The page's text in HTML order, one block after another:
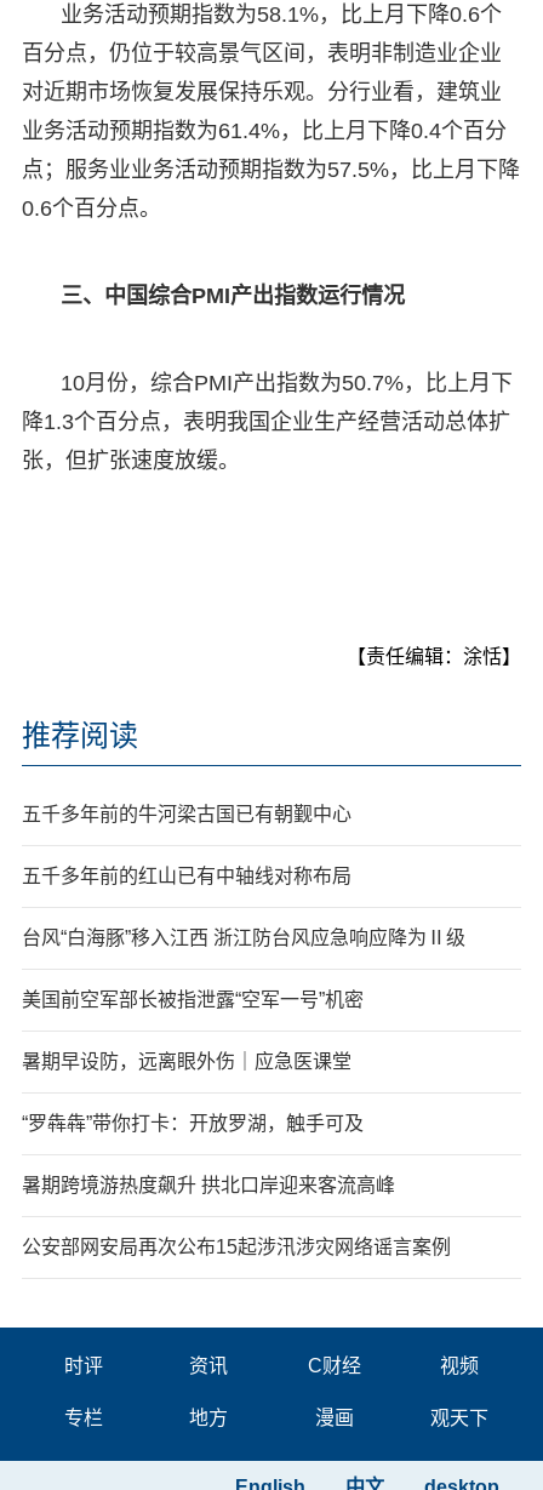
业务活动预期指数为58.1%，比上月下降0.6个
百分点，仍位于较高景气区间，表明非制造业企业
对近期市场恢复发展保持乐观。分行业看，建筑业
业务活动预期指数为61.4%，比上月下降0.4个百分
点；服务业业务活动预期指数为57.5%，比上月下降
0.6个百分点。
三、中国综合PMI产出指数运行情况
10月份，综合PMI产出指数为50.7%，比上月下
降1.3个百分点，表明我国企业生产经营活动总体扩
张，但扩张速度放缓。
【责任编辑：涂恬】
推荐阅读
五千多年前的牛河梁古国已有朝觐中心
五千多年前的红山已有中轴线对称布局
台风“白海豚”移入江西 浙江防台风应急响应降为Ⅱ级
美国前空军部长被指泄露“空军一号”机密
暑期早设防，远离眼外伤｜应急医课堂
“罗犇犇”带你打卡：开放罗湖，触手可及
暑期跨境游热度飙升 拱北口岸迎来客流高峰
公安部网安局再次公布15起涉汛涉灾网络谣言案例
时评 资讯 C财经 视频
专栏 地方 漫画 观天下